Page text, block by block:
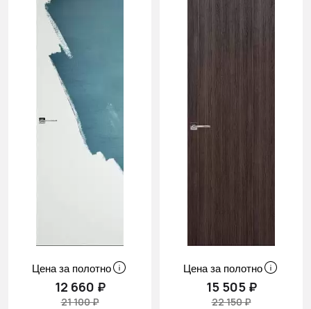
Cначала
Цена за полотно
12 660 ₽
21 100 ₽
Цена за полотно
15 505 ₽
22 150 ₽